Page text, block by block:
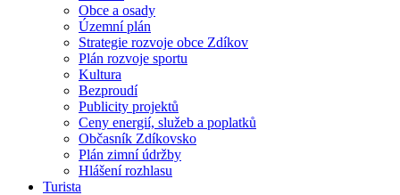
Obce a osady
Územní plán
Strategie rozvoje obce Zdíkov
Plán rozvoje sportu
Kultura
Bezproudí
Publicity projektů
Ceny energií, služeb a poplatků
Občasník Zdíkovsko
Plán zimní údržby
Hlášení rozhlasu
Turista